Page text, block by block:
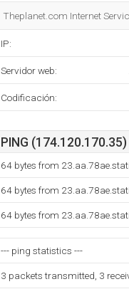
Theplanet.com Internet
IP:
Servidor web:
Codificación:
PING
64 bytes from
64 bytes from
64 bytes from
--- ping statistics ---
3 packets transmitted, 3